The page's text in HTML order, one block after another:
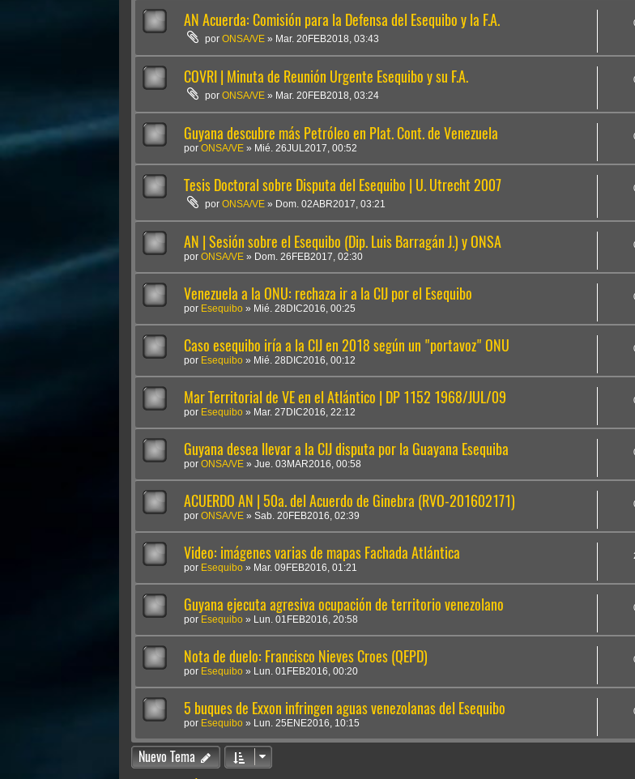
AN Acuerda: Comisión para la Defensa del Esequibo y la F.A.
porONSA/VE » Mar. 20FEB2018, 03:43
COVRI | Minuta de Reunión Urgente Esequibo y su F.A.
porONSA/VE » Mar. 20FEB2018, 03:24
Guyana descubre más Petróleo en Plat. Cont. de Venezuela
por ONSA/VE » Mié. 26JUL2017, 00:52
Tesis Doctoral sobre Disputa del Esequibo | U. Utrecht 2007
porONSA/VE » Dom. 02ABR2017, 03:21
AN | Sesión sobre el Esequibo (Dip. Luis Barragán J.) y ONSA
por ONSA/VE » Dom. 26FEB2017, 02:30
Venezuela a la ONU: rechaza ir a la CIJ por el Esequibo
por Esequibo » Mié. 28DIC2016, 00:25
Caso esequibo iría a la CIJ en 2018 según un "portavoz" ONU
por Esequibo » Mié. 28DIC2016, 00:12
Mar Territorial de VE en el Atlántico | DP 1152 1968/JUL/09
por Esequibo » Mar. 27DIC2016, 22:12
Guyana desea llevar a la CIJ disputa por la Guayana Esequiba
por ONSA/VE » Jue. 03MAR2016, 00:58
ACUERDO AN | 50a. del Acuerdo de Ginebra (RVO-201602171)
por ONSA/VE » Sab. 20FEB2016, 02:39
Video: imágenes varias de mapas Fachada Atlántica
por Esequibo » Mar. 09FEB2016, 01:21
Guyana ejecuta agresiva ocupación de territorio venezolano
por Esequibo » Lun. 01FEB2016, 20:58
Nota de duelo: Francisco Nieves Croes (QEPD)
por Esequibo » Lun. 01FEB2016, 00:20
5 buques de Exxon infringen aguas venezolanas del Esequibo
por Esequibo » Lun. 25ENE2016, 10:15
Nuevo Tema